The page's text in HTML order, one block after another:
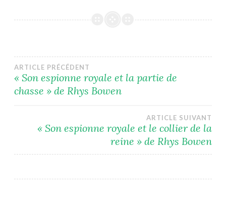
Navigation
de
l’article
ARTICLE PRÉCÉDENT
« Son espionne royale et la partie de
chasse » de Rhys Bowen
ARTICLE SUIVANT
« Son espionne royale et le collier de la
reine » de Rhys Bowen